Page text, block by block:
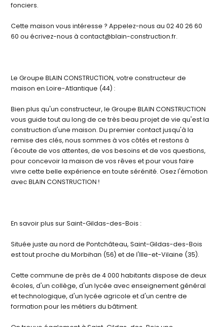
fonciers.
Cette maison vous intéresse ? Appelez-nous au 02 40 26 60
60 ou écrivez-nous à contact@blain-construction.fr.
Le Groupe BLAIN CONSTRUCTION, votre constructeur de
maison en Loire-Atlantique (44) :
Bien plus qu'un constructeur, le Groupe BLAIN CONSTRUCTION
vous guide tout au long de ce très beau projet de vie qu'est la
construction d'une maison. Du premier contact jusqu'à la
remise des clés, nous sommes à vos côtés et restons à
l'écoute de vos attentes, de vos besoins et de vos questions,
pour concevoir la maison de vos rêves et pour vous faire
vivre cette belle expérience en toute sérénité. Osez l'émotion
avec BLAIN CONSTRUCTION !
En savoir plus sur Saint-Gildas-des-Bois :
Située juste au nord de Pontchâteau, Saint-Gildas-des-Bois
est tout proche du Morbihan (56) et de l'Ille-et-Vilaine (35).
Cette commune de près de 4 000 habitants dispose de deux
écoles, d'un collège, d'un lycée avec enseignement général
et technologique, d'un lycée agricole et d'un centre de
formation pour les métiers du bâtiment.